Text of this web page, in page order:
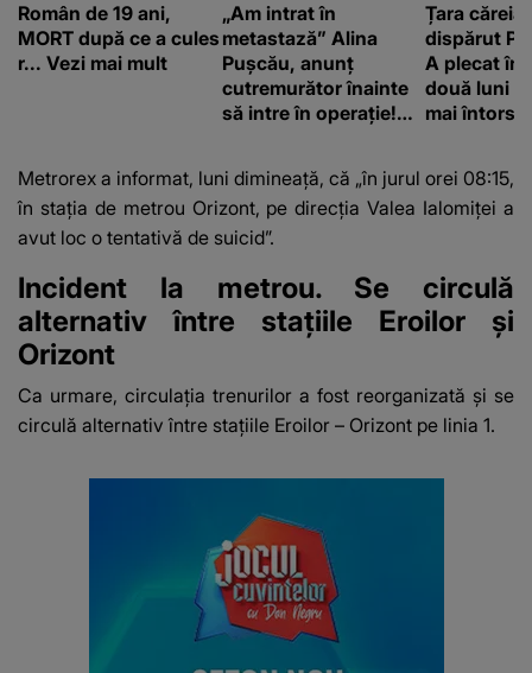
Român de 19 ani,
MORT după ce a cules
r... Vezi mai mult
„Am intrat în
metastază” Alina
Pușcău, anunț
cutremurător înainte
să intre în operație!
fanilor
Țara căreia
dispărut
A plecat în
două luni
mai întors
Metrorex a informat, luni dimineață, că „în jurul orei 08:15,
în stația de metrou Orizont, pe direcția Valea Ialomiței a
avut loc o tentativă de suicid”.
Incident la metrou. Se circulă
alternativ între stațiile Eroilor și
Orizont
Ca urmare, circulația trenurilor a fost reorganizată și se
circulă alternativ între stațiile Eroilor – Orizont pe linia 1.